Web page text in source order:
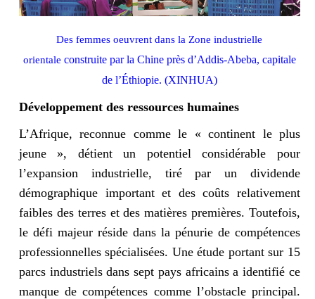
Des femmes oeuvrent dans la Zone industrielle
orientale construite par la Chine près d’Addis-Abeba, capitale
de l’Éthiopie. (XINHUA)
Développement des ressources humaines
L’Afrique, reconnue comme le « continent le plus
jeune », détient un potentiel considérable pour
l’expansion industrielle, tiré par un dividende
démographique important et des coûts relativement
faibles des terres et des matières premières. Toutefois,
le défi majeur réside dans la pénurie de compétences
professionnelles spécialisées. Une étude portant sur 15
parcs industriels dans sept pays africains a identifié ce
manque de compétences comme l’obstacle principal.